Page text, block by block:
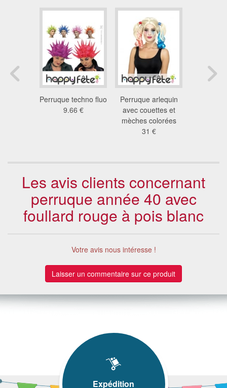
Perruque techno fluo
9.66 €
Perruque arlequin
avec couettes et
mèches colorées
31 €
Les avis clients concernant
perruque année 40 avec
foullard rouge à pois blanc
Votre avis nous intéresse !
Laisser un commentaire sur ce produit
Expédition